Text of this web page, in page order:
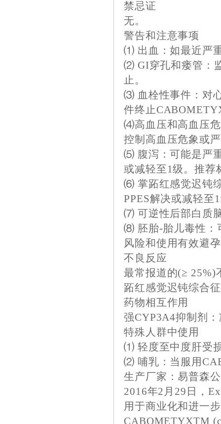
禁忌证
无。
警告和注意事项
⑴ 出血：如最近严
⑵ GI穿孔和瘘管：
止。
⑶ 血栓性事件：对
件终止
⑷高血压和高血压
控制高血压危象或
⑸ 腹泻：可能是严
或减轻至1级。推荐
⑹ 掌跖红感觉迟钝
PPES解决或减轻至
⑺ 可逆性后部白质
⑻ 胚胎-胎儿毒性：
风险和使用有效避
不良反应
最常报道的(≥ 25%)
跖红感觉迟钝综合
药物相互作用
强CYP3A4抑制剂
特殊人群中使用
⑴ 轻度至中度肝受
⑵ 哺乳：当服用
生产厂家：易普森
2016年2月29日，
用于商业化和进一
CABOMETYXTM